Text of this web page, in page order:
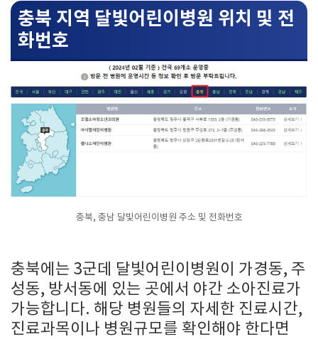
충북 지역 달빛어린이병원 위치 및 전
화번호
충북, 충남 달빛어린이병원 주소 및 전화번호
충북에는 3군데 달빛어린이병원이 가경동, 주
성동, 방서동에 있는 곳에서 야간 소아진료가
가능합니다. 해당 병원들의 자세한 진료시간,
진료과목이나 병원규모를 확인해야 한다면